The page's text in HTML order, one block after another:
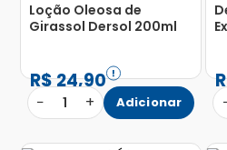
Loção Oleosa de
Girassol Dersol 200ml
R$24,90
− 1 + Adicionar